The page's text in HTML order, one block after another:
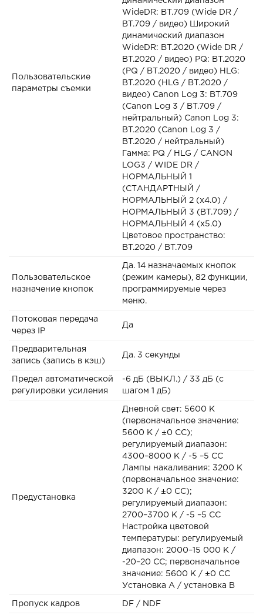
Пользовательские
параметры съемки
WideDR: BT.709 (Wide DR /
BT.709 / видео) Широкий
динамический диапазон
WideDR: BT.2020 (Wide DR /
BT.2020 / видео) PQ: BT.2020
(PQ / BT.2020 / видео) HLG:
BT.2020 (HLG / BT.2020 /
видео) Canon Log 3: BT.709
(Canon Log 3 / BT.709 /
нейтральный) Canon Log 3:
BT.2020 (Canon Log 3 /
BT.2020 / нейтральный)
Гамма: PQ / HLG / CANON
LOG3 / WIDE DR /
НОРМАЛЬНЫЙ 1
(СТАНДАРТНЫЙ /
НОРМАЛЬНЫЙ 2 (x4.0) /
НОРМАЛЬНЫЙ 3 (BT.709) /
НОРМАЛЬНЫЙ 4 (x5.0)
Цветовое пространство:
BT.2020 / BT.709
Пользовательское
назначение кнопок
Да. 14 назначаемых кнопок
(режим камеры), 82 функции,
программируемые через
меню.
Потоковая передача
через IP
Да
Предварительная
запись (запись в кэш)
Да. 3 секунды
Предел автоматической
регулировки усиления
-6 дБ (ВЫКЛ.) / 33 дБ (с
шагом 1 дБ)
Предустановка
Дневной свет: 5600 К
(первоначальное значение:
5600 К / ±0 CC);
регулируемый диапазон:
4300–8000 К / -5 –5 CC
Лампы накаливания: 3200 К
(первоначальное значение:
3200 К / ±0 CC);
регулируемый диапазон:
2700–3700 К / -5 –5 CC
Настройка цветовой
температуры: регулируемый
диапазон: 2000–15 000 К /
-20–20 CC; первоначальное
значение: 5600 К / ±0 CC
Установка A / установка B
Пропуск кадров DF / NDF